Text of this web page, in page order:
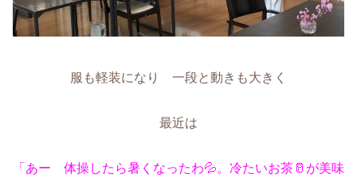
服も軽装になり 一段と動きも大きく
最近は
「あー 体操したら暑くなったわ💦。冷たいお茶🥛が美味